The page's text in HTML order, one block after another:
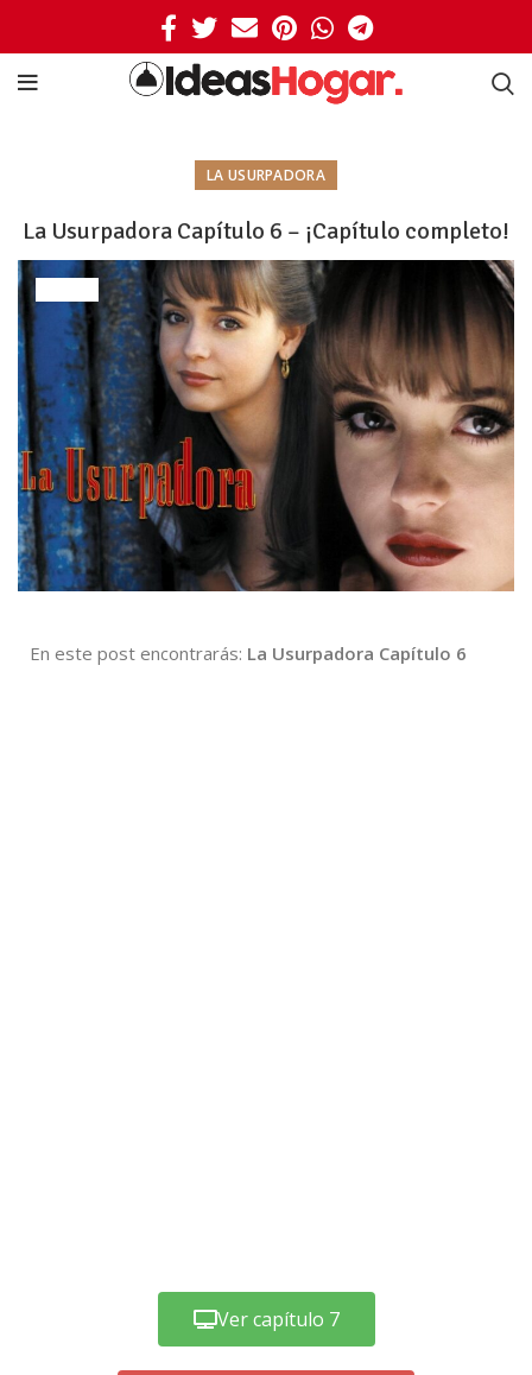
LA USURPADORA
La Usurpadora Capítulo 6 – ¡Capítulo completo!
En este post encontrarás: La Usurpadora Capítulo 6
Ver capítulo 7